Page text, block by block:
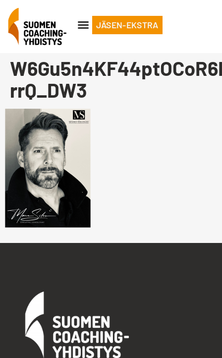
JÄSEN-EKSTRA
rrQ_DW3